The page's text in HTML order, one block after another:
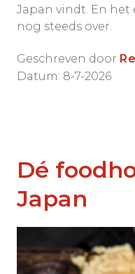
Japan vindt. En
nog steeds over.
Geschreven door
Datum: 8-7-2026
Dé
Japan